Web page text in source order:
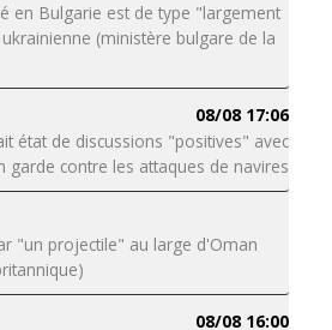
en Bulgarie est de type "largement
(ministère bulgare de la
08/08 17:06
état de discussions "positives" avec
garde contre les attaques de navires
"un projectile" au large d'Oman
08/08 16:00